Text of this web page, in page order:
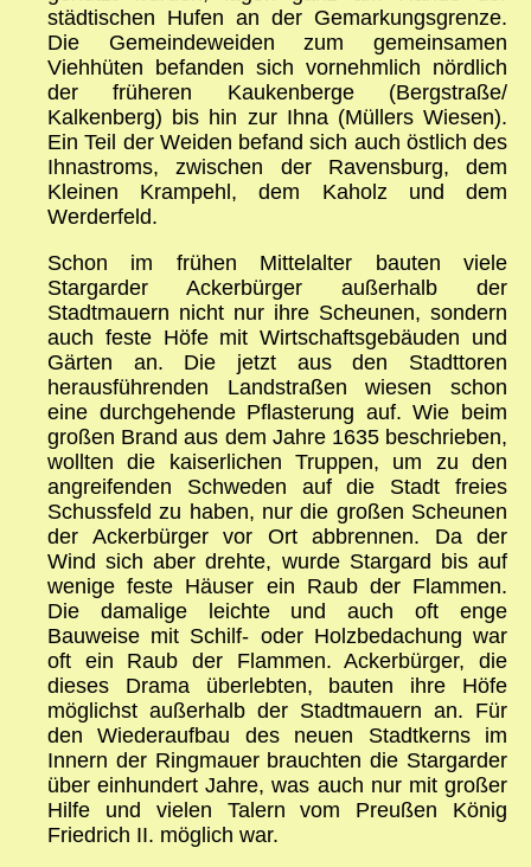
städtischen Hufen an der Gemarkungsgrenze.
Die Gemeindeweiden zum gemeinsamen
Viehhüten befanden sich vornehmlich nördlich
der früheren Kaukenberge (Bergstraße/
Kalkenberg) bis hin zur Ihna (Müllers Wiesen).
Ein Teil der Weiden befand sich auch östlich des
Ihnastroms, zwischen der Ravensburg, dem
Kleinen Krampehl, dem Kaholz und dem
Werderfeld.
Schon im frühen Mittelalter bauten viele
Stargarder Ackerbürger außerhalb der
Stadtmauern nicht nur ihre Scheunen, sondern
auch feste Höfe mit Wirtschaftsgebäuden und
Gärten an. Die jetzt aus den Stadttoren
herausführenden Landstraßen wiesen schon
eine durchgehende Pflasterung auf. Wie beim
großen Brand aus dem Jahre 1635 beschrieben,
wollten die kaiserlichen Truppen, um zu den
angreifenden Schweden auf die Stadt freies
Schussfeld zu haben, nur die großen Scheunen
der Ackerbürger vor Ort abbrennen. Da der
Wind sich aber drehte, wurde Stargard bis auf
wenige feste Häuser ein Raub der Flammen.
Die damalige leichte und auch oft enge
Bauweise mit Schilf- oder Holzbedachung war
oft ein Raub der Flammen. Ackerbürger, die
dieses Drama überlebten, bauten ihre Höfe
möglichst außerhalb der Stadtmauern an. Für
den Wiederaufbau des neuen Stadtkerns im
Innern der Ringmauer brauchten die Stargarder
über einhundert Jahre, was auch nur mit großer
Hilfe und vielen Talern vom Preußen König
Friedrich II. möglich war.